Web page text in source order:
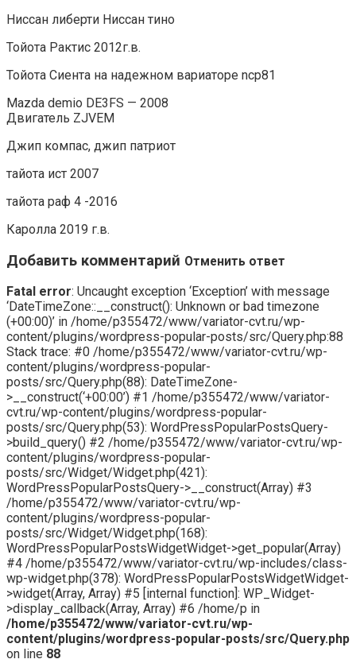
Ниссан либерти Ниссан тино
Тойота Рактис 2012г.в.
Тойота Сиента на надежном вариаторе ncp81
Mazda demio DE3FS — 2008
Двигатель ZJVEM
Джип компас, джип патриот
тайота ист 2007
тайота раф 4 -2016
Каролла 2019 г.в.
Добавить комментарий Отменить ответ
Fatal error: Uncaught exception ‘Exception’ with message
‘DateTimeZone::__construct(): Unknown or bad timezone
(+00:00)’ in /home/p355472/www/variator-cvt.ru/wp-
content/plugins/wordpress-popular-posts/src/Query.php:88
Stack trace: #0 /home/p355472/www/variator-cvt.ru/wp-
content/plugins/wordpress-popular-
posts/src/Query.php(88): DateTimeZone-
>__construct(‘+00:00’) #1 /home/p355472/www/variator-
cvt.ru/wp-content/plugins/wordpress-popular-
posts/src/Query.php(53): WordPressPopularPostsQuery-
>build_query() #2 /home/p355472/www/variator-cvt.ru/wp-
content/plugins/wordpress-popular-
posts/src/Widget/Widget.php(421):
WordPressPopularPostsQuery->__construct(Array) #3
/home/p355472/www/variator-cvt.ru/wp-
content/plugins/wordpress-popular-
posts/src/Widget/Widget.php(168):
WordPressPopularPostsWidgetWidget->get_popular(Array)
#4 /home/p355472/www/variator-cvt.ru/wp-includes/class-
wp-widget.php(378): WordPressPopularPostsWidgetWidget-
>widget(Array, Array) #5 [internal function]: WP_Widget-
>display_callback(Array, Array) #6 /home/p in
/home/p355472/www/variator-cvt.ru/wp-
content/plugins/wordpress-popular-posts/src/Query.php
on line 88